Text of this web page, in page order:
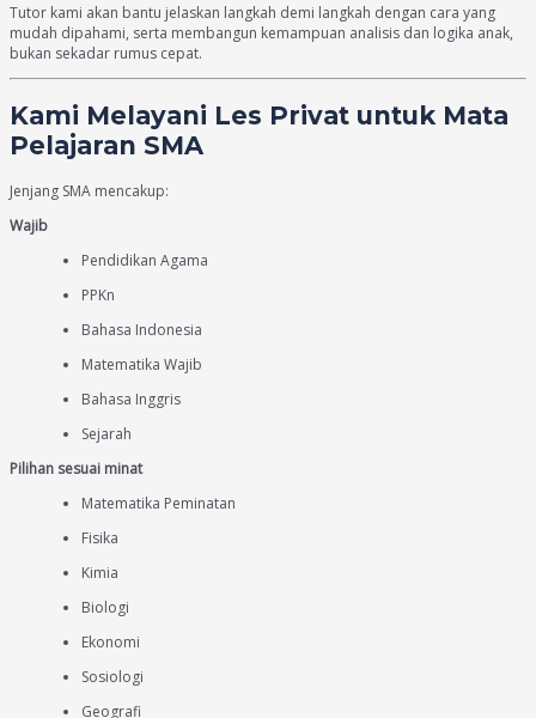
Tutor kami akan bantu jelaskan langkah demi langkah dengan cara yang
mudah dipahami, serta membangun kemampuan analisis dan logika anak,
bukan sekadar rumus cepat.
Kami Melayani Les Privat untuk Mata
Pelajaran SMA
Jenjang SMA mencakup:
Wajib
Pendidikan Agama
PPKn
Bahasa Indonesia
Matematika Wajib
Bahasa Inggris
Sejarah
Pilihan sesuai minat
Matematika Peminatan
Fisika
Kimia
Biologi
Ekonomi
Sosiologi
Geografi